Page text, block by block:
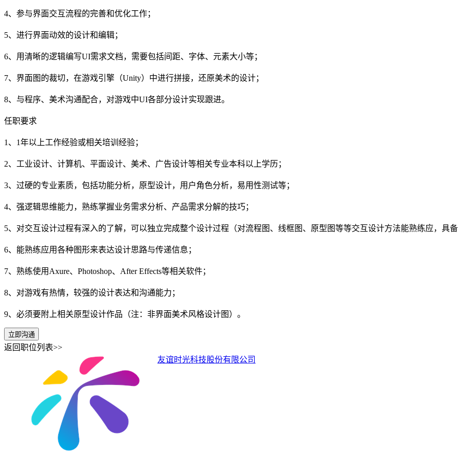
4、参与界面交互流程的完善和优化工作；
5、进行界面动效的设计和编辑；
6、用清晰的逻辑编写UI需求文档，需要包括间距、字体、元素大小等；
7、界面图的裁切，在游戏引擎（Unity）中进行拼接，还原美术的设计；
8、与程序、美术沟通配合，对游戏中UI各部分设计实现跟进。
任职要求
1、1年以上工作经验或相关培训经验；
2、工业设计、计算机、平面设计、美术、广告设计等相关专业本科以上学历；
3、过硬的专业素质，包括功能分析，原型设计，用户角色分析，易用性测试等；
4、强逻辑思维能力，熟练掌握业务需求分析、产品需求分解的技巧；
5、对交互设计过程有深入的了解，可以独立完成整个设计过程（对流程图、线框图、原型图等等交互设计方法能熟练应，具
6、能熟练应用各种图形来表达设计思路与传递信息；
7、熟练使用Axure、Photoshop、After Effects等相关软件；
8、对游戏有热情，较强的设计表达和沟通能力；
9、必须要附上相关原型设计作品（注：非界面美术风格设计图）。
立即沟通
返回职位列表>>
友谊时光科技股份有限公司